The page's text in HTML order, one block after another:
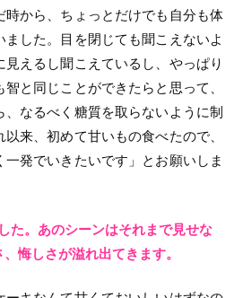
時から、ちょっとだけでも自分も体
した。目を閉じても聞こえないよ
えるし聞こえているし、やっぱり
と同じことができたらと思って、
なるべく糖質を取らないように制
来、初めて甘いもの食べたので、
一発でいきたいです」とお願いしま
た。あのシーンはそれまで見せな
悔しさが溢れ出てきます。